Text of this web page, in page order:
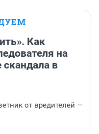
Как
на
скандала в
от вредителей —